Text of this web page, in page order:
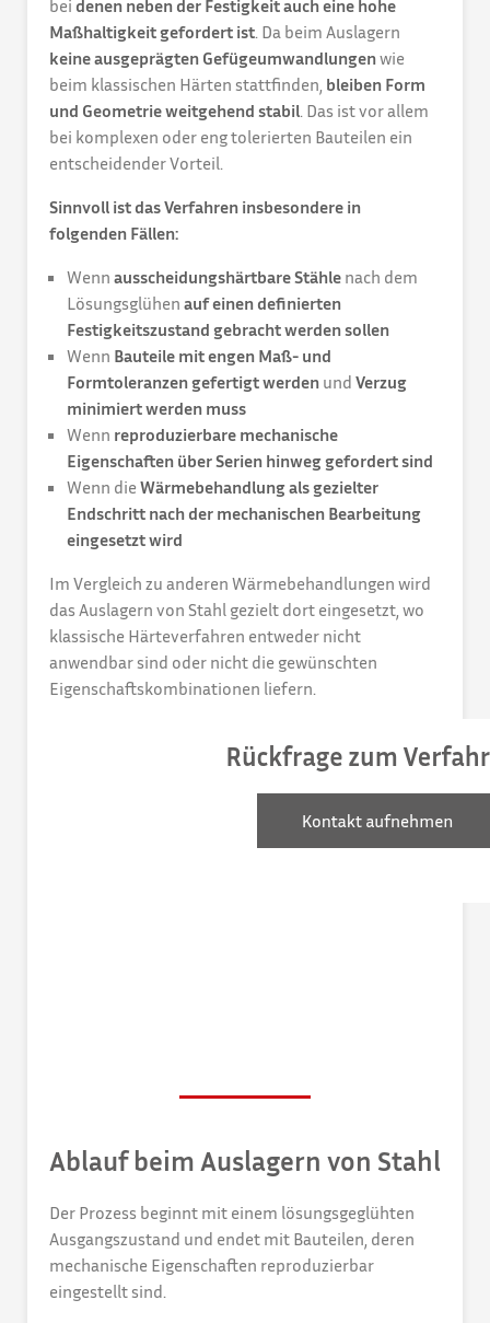
bei denen neben der Festigkeit auch eine hohe
Maßhaltigkeit gefordert ist. Da beim Auslagern
keine ausgeprägten Gefügeumwandlungenwie
beim klassischen Härten stattfinden, bleiben Form
und Geometrie weitgehend stabil. Das ist vor allem
bei komplexen oder eng tolerierten Bauteilen ein
entscheidender Vorteil.
Sinnvoll ist das Verfahren insbesondere in
folgenden Fällen:
Wenn ausscheidungshärtbare Stähle nach dem
Lösungsglühen auf einen definierten
Festigkeitszustand gebracht werden sollen
Wenn Bauteile mit engen Maß- und
Formtoleranzen gefertigt werden und Verzug
minimiert werden muss
Wenn reproduzierbare mechanische
Eigenschaften über Serien hinweg gefordert sind
Wenn die Wärmebehandlung als gezielter
Endschritt nach der mechanischen Bearbeitung
eingesetzt wird
Im Vergleich zu anderen Wärmebehandlungen wird
das Auslagern von Stahl gezielt dort eingesetzt, wo
klassische Härteverfahren entweder nicht
anwendbar sind oder nicht die gewünschten
Eigenschaftskombinationen liefern.
Ablauf beim Auslagern von Stahl
Der Prozess beginnt mit einem lösungsgeglühten
Ausgangszustand und endet mit Bauteilen, deren
mechanische Eigenschaften reproduzierbar
eingestellt sind.